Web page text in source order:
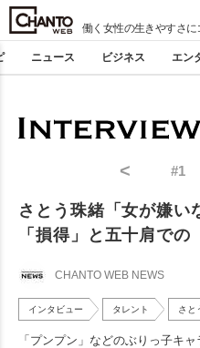
働く女性の生きやすさに
ニュース ビジネス エン
< #1
さとう珠緒「女が嫌い
「損得」と五十肩での
CHANTO WEB NEWS
インタビュー タレント さと
「プンプン」などのぶりっ子キ